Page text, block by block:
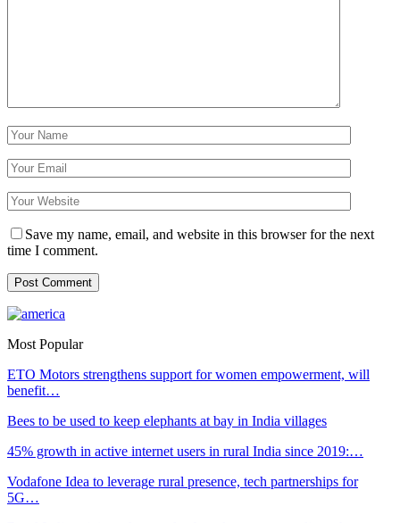
Save my name, email, and website in this browser for the next
time I comment.
Most Popular
ETO Motors strengthens support for women empowerment, will
benefit…
Bees to be used to keep elephants at bay in India villages
45% growth in active internet users in rural India since 2019:…
Vodafone Idea to leverage rural presence, tech partnerships for
5G…